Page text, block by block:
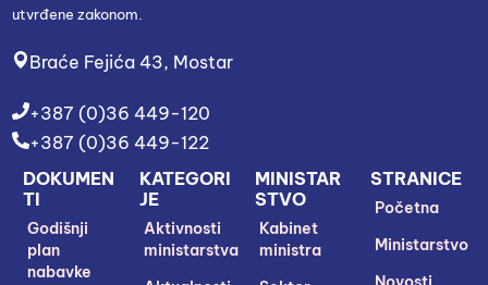
utvrđene zakonom.
Braće Fejića 43, Mostar
+387 (0)36 449-120
+387 (0)36 449-122
STRANICE
Početna
Ministarstvo
MINISTAR
STVO
Kabinet
ministra
KATEGORI
JE
Aktivnosti
ministarstva
DOKUMEN
TI
Godišnji
plan
nabavke